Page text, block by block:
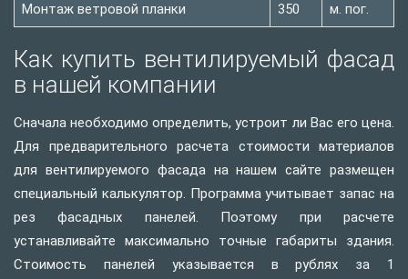
Монтаж ветровой планки 350 м. пог.
Как купить вентилируемый фасад
в нашей компании
Сначала необходимо определить, устроит ли Вас его цена.
Для предварительного расчета стоимости материалов
для вентилируемого фасада на нашем сайте размещен
специальный калькулятор. Программа учитывает запас на
рез фасадных панелей. Поэтому при расчете
устанавливайте максимально точные габариты здания.
Стоимость панелей указывается в рублях за 1